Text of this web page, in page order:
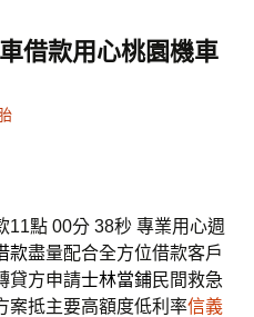
鍵
字:
借款用心桃園機車
11點 00分 38秒 專業用心週
款盡量配合全方位借款客戶
貸方申請士林當鋪民間救急
案抵主要高額度低利率信義